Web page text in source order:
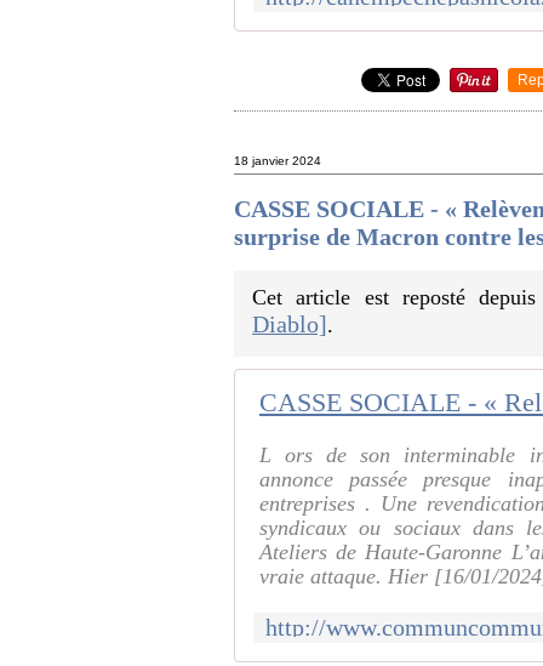
18 janvier 2024
CASSE SOCIALE - «
surprise de Macron contre
Cet article est reposté
Diablo].
L ors de son interminable
annonce passée presque
entreprises . Une
syndicaux ou sociaux dans
Ateliers de Haute-Garonne
vraie attaque. Hier [16/01/